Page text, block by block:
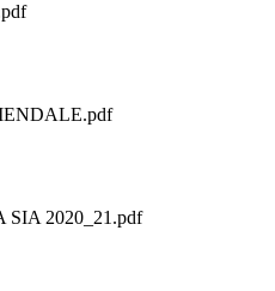
2020_21.pdf